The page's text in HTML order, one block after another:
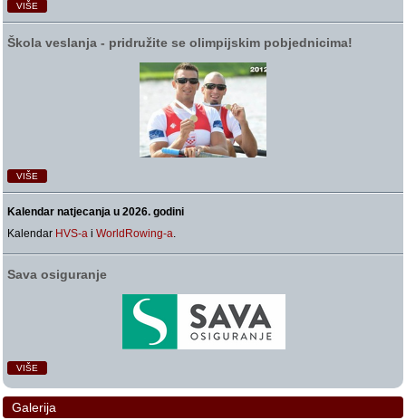
VIŠE
Škola veslanja ‑ pridružite se olimpijskim pobjednicima!
VIŠE
Kalendar natjecanja u 2026. godini
Kalendar HVS-a iWorldRowing-a.
Sava osiguranje
VIŠE
Galerija